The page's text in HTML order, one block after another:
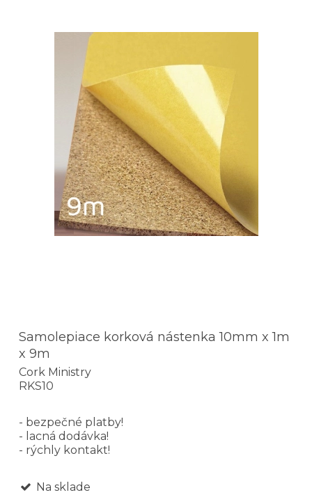
Samolepiace korková nástenka 10mm x 1m
x 9m
Cork Ministry
RKS10
- bezpečné platby!
- lacná dodávka!
- rýchly kontakt!
Na sklade